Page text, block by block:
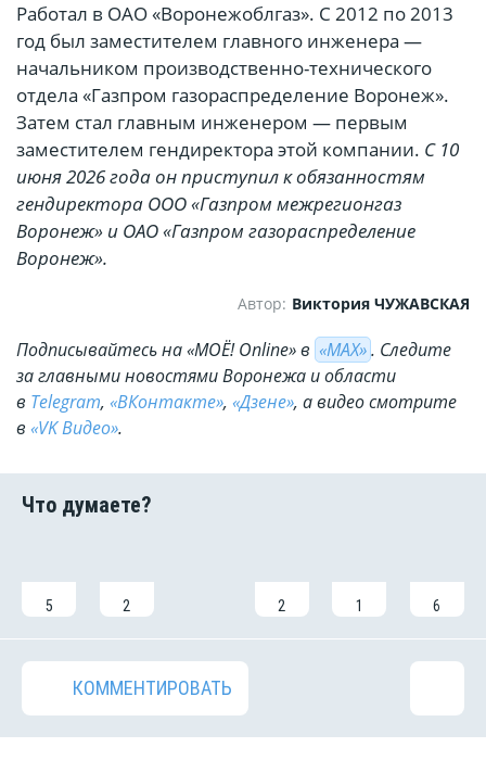
Работал в ОАО «Воронежоблгаз». С 2012 по 2013
год был заместителем главного инженера —
начальником производственно-технического
отдела «Газпром газораспределение Воронеж».
Затем стал главным инженером — первым
заместителем гендиректора этой компании. С 10
июня 2026 года он приступил к обязанностям
гендиректора ООО «Газпром межрегионгаз
Воронеж» и ОАО «Газпром газораспределение
Воронеж».
Автор: Виктория ЧУЖАВСКАЯ
Подписывайтесь на «МОЁ! Online» в «МАХ». Cледите
за главными новостями Воронежа и области
в Telegram, «ВКонтакте», «Дзене», а видео смотрите
в «VK Видео».
5 2 2 1 6
КОММЕНТИРОВАТЬ